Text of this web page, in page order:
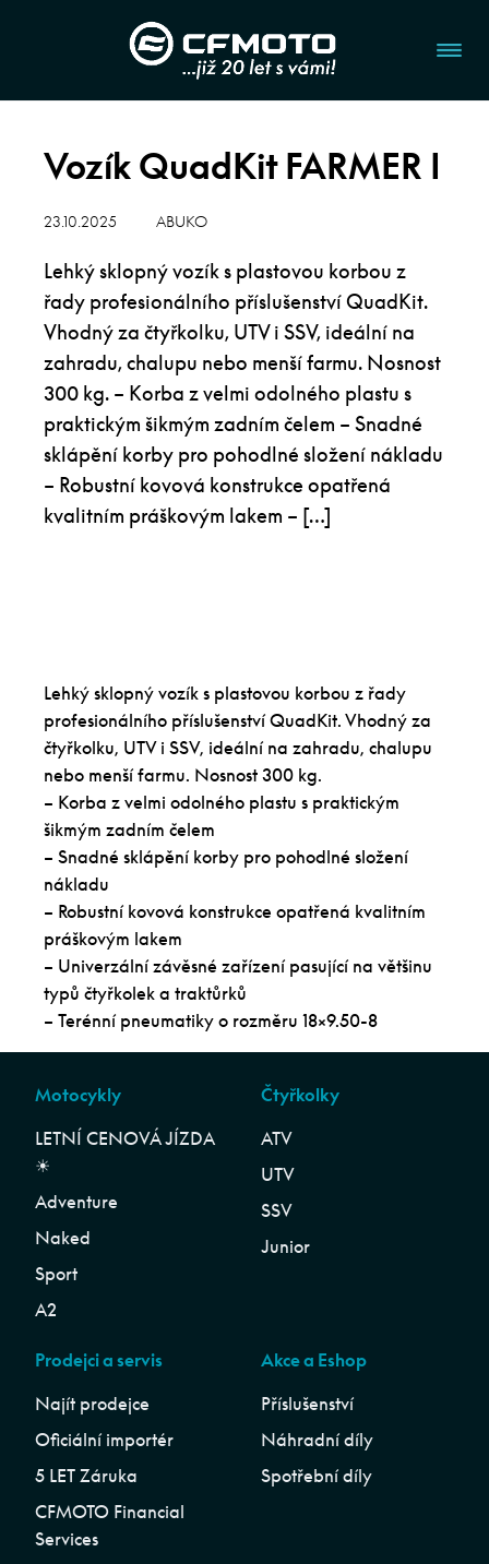
Vozík QuadKit FARMER I
23.10.2025 ABUKO
Lehký sklopný vozík s plastovou korbou z
řady profesionálního příslušenství QuadKit.
Vhodný za čtyřkolku, UTV i SSV, ideální na
zahradu, chalupu nebo menší farmu. Nosnost
300 kg. – Korba z velmi odolného plastu s
praktickým šikmým zadním čelem – Snadné
sklápění korby pro pohodlné složení nákladu
– Robustní kovová konstrukce opatřená
kvalitním práškovým lakem – […]
Lehký sklopný vozík s plastovou korbou z řady
profesionálního příslušenství QuadKit. Vhodný za
čtyřkolku, UTV i SSV, ideální na zahradu, chalupu
nebo menší farmu. Nosnost 300 kg.
– Korba z velmi odolného plastu s praktickým
šikmým zadním čelem
– Snadné sklápění korby pro pohodlné složení
nákladu
– Robustní kovová konstrukce opatřená kvalitním
práškovým lakem
– Univerzální závěsné zařízení pasující na většinu
typů čtyřkolek a traktůrků
– Terénní pneumatiky o rozměru 18×9.50-8
Motocykly
LETNÍ CENOVÁ JÍZDA
☀︎
Adventure
Naked
Sport
A2
Čtyřkolky
ATV
UTV
SSV
Junior
Prodejci a servis
Najít prodejce
Oficiální importér
5 LET Záruka
CFMOTO Financial
Services
Akce a Eshop
Příslušenství
Náhradní díly
Spotřební díly